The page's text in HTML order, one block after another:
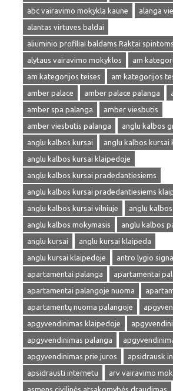
abc vairavimo mokykla kaune
alanga
alantas virtuves baldai
aliuminio profiliai baldams Raktai
alytaus vairavimo mokyklos
am
am kategorijos teises
am kategorijos
amber palace
amber palace palanga
amber spa palanga
amber viesbutis
amber viesbutis palanga
anglu kalbos
anglu kalbos kursai
anglu kalbos kursai
anglu kalbos kursai klaipedoje
anglu kalbos kursai pradedantiesiems
anglu kalbos kursai pradedantiesiems
anglu kalbos kursai vilniuje
anglu
anglu kalbos mokymasis
anglu kalbos
anglu kursai
anglu kursai klaipeda
anglu kursai klaipedoje
antro lygio
apartamentai palanga
apartamentai
apartamentai palangoje nuoma
apartamentų nuoma palangoje
apgyvendinimas klaipedoje
apgyvendinimas palanga
apgyvendinimas prie juros
apsidrausk
apsidrausti internetu
arv vairavimo
asmens civilinės atsakomybės draudimas